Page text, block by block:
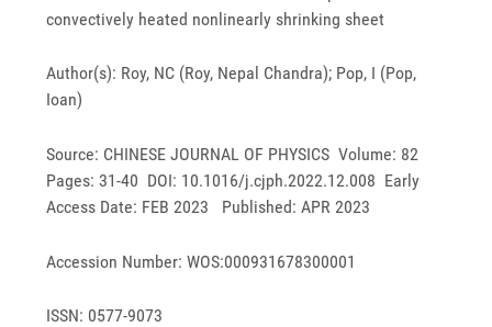
convectively heated nonlinearly shrinking sheet
Author(s): Roy, NC (Roy, Nepal Chandra); Pop, I (Pop,
Ioan)
Source: CHINESE JOURNAL OF PHYSICS Volume: 82
Pages: 31-40 DOI: 10.1016/j.cjph.2022.12.008 Early
Access Date: FEB 2023 Published: APR 2023
Accession Number: WOS:000931678300001
ISSN: 0577-9073